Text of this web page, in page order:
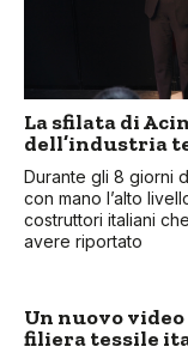
La sfilata di
dell’industria
Durante gli 8 giorni
con mano l’alto
costruttori italiani
avere riportato
Un nuovo
filiera tessile